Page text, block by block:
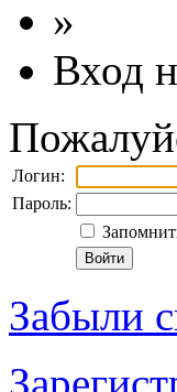
»
Вход
Логин:
Пароль:
Забыли